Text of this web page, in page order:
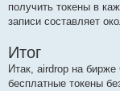
получить токены в
записи составляет
Итог
Итак, airdrop на
бесплатные токены